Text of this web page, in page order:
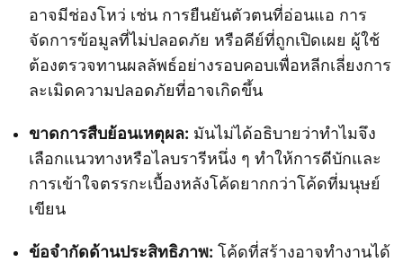
อาจมีช่องโหว่ เช่น การยืนยันตัวตนที่อ่อนแอ การ
จัดการข้อมูลที่ไม่ปลอดภัย หรือคีย์ที่ถูกเปิดเผย ผู้ใช้
ต้องตรวจทานผลลัพธ์อย่างรอบคอบเพื่อหลีกเลี่ยงการ
ละเมิดความปลอดภัยที่อาจเกิดขึ้น
ขาดการสืบย้อนเหตุผล: มันไม่ได้อธิบายว่าทำไมจึง
เลือกแนวทางหรือไลบรารีหนึ่ง ๆ ทำให้การดีบักและ
การเข้าใจตรรกะเบื้องหลังโค้ดยากกว่าโค้ดที่มนุษย์
เขียน
ข้อจำกัดด้านประสิทธิภาพ: โค้ดที่สร้างอาจทำงานได้